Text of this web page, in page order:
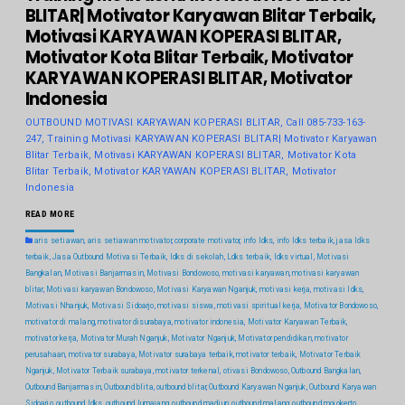
BLITAR| Motivator Karyawan Blitar Terbaik,
Motivasi KARYAWAN KOPERASI BLITAR,
Motivator Kota Blitar Terbaik, Motivator
KARYAWAN KOPERASI BLITAR, Motivator
Indonesia
OUTBOUND MOTIVASI KARYAWAN KOPERASI BLITAR, Call 085-733-163-
247, Training Motivasi KARYAWAN KOPERASI BLITAR| Motivator Karyawan
Blitar Terbaik, Motivasi KARYAWAN KOPERASI BLITAR, Motivator Kota
Blitar Terbaik, Motivator KARYAWAN KOPERASI BLITAR, Motivator
Indonesia
READ MORE
aris setiawan aris setiawan motivator,corporate motivator, info ldks info ldks terbaik,jasa ldks
terbaik ,Jasa Outbound Motivasi Terbaik ldks di sekolah Ldks terbaik ldks virtual
Motivasi
Bangkalan Motivasi Banjarmasin, Motivasi Bondowoso motivasi karyawan,motivasi karyawan
blitar, Motivasi karyawan Bondowoso Motivasi Karyawan Nganjuk motivasi kerja motivasi ldks
Motivasi Nhanjuk Motivasi Sidoarjo ,motivasi siswa motivasi spiritual kerja Motivator Bondowoso,
motivator di malang,motivator disurabaya ,motivator indonesia Motivator Karyawan Terbaik
motivator kerja Motivator Murah Nganjuk Motivator Nganjuk, Motivator pendidikan,motivator
perusahaan motivator surabaya Motivator surabaya terbaik,motivator terbaik Motivator Terbaik
Nganjuk Motivator Terbaik surabaya ,motivator terkenal otivasi Bondowoso Outbound Bangkalan
Outbound Banjarmasin,Outbound blita ,outbound blitar,Outbound Karyawan Nganjuk ,Outbound Karyawan
Sidoarjo,outbound ldks outbound lumajang,outbound madiun,outbound malang ,outbound mojokerto